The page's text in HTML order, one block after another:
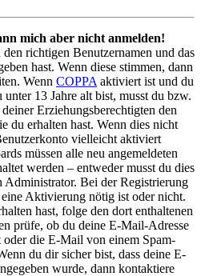
mich aber nicht anmelden!
richtigen Benutzernamen und das
hast. Wenn diese stimmen, dann
Wenn COPPA aktiviert ist und du
unter 13 Jahre alt bist, musst du bzw.
Erziehungsberechtigten den
du erhalten hast. Wenn dies nicht
vielleicht aktiviert
müssen alle neu angemeldeten
werden – entweder musst du dies
Administrator. Bei der Registrierung
Aktivierung nötig ist oder nicht.
hast, folge den dort enthaltenen
prüfe, ob du deine E-Mail-Adresse
oder die E-Mail von einem Spam-
du dir sicher bist, dass deine E-
wurde, dann kontaktiere